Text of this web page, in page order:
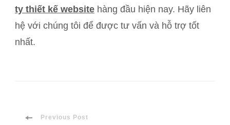
ty thiết kế website hàng đầu hiện nay. Hãy liên
hệ với chúng tôi để được tư vấn và hỗ trợ tốt
nhất.
Previous Post